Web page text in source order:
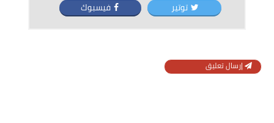
توتير فيسبوك
إرسال تعليق